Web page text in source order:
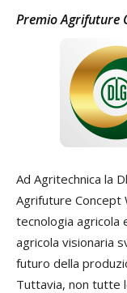
Premio Agrifuture
Ad Agritechnica la
Agrifuture Concept
tecnologia agricola
agricola visionaria
futuro della
Tuttavia, non tutte